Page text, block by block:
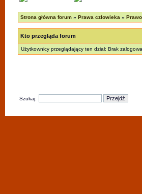
Strona główna forum » Prawa człowieka » Prawo
Kto przegląda forum
Użytkownicy przeglądający ten dział: Brak
Szukaj: